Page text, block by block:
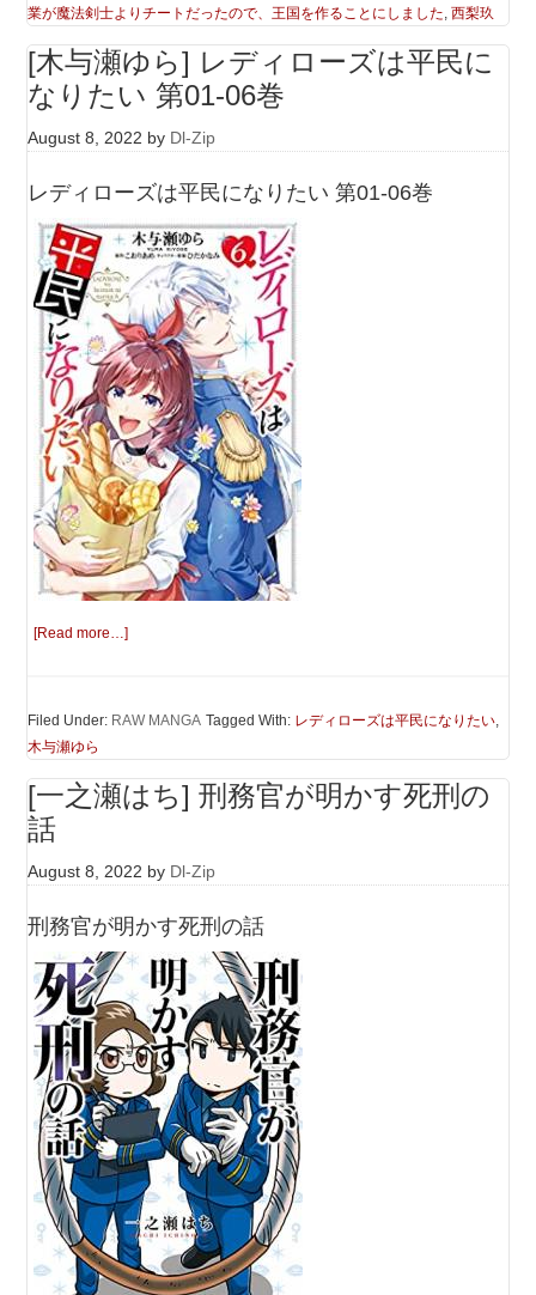
業が魔法剣士よりチートだったので、王国を作ることにしました,西梨玖
[木与瀬ゆら] レディローズは平民に
なりたい 第01-06巻
August 8, 2022 by Dl-Zip
レディローズは平民になりたい 第01-06巻
[Read more…]
Filed Under: RAW MANGA Tagged With: レディローズは平民になりたい,
木与瀬ゆら
[一之瀬はち] 刑務官が明かす死刑の
話
August 8, 2022 by Dl-Zip
刑務官が明かす死刑の話